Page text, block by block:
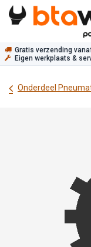
Overslaan naar inhoud
Gratis verzending
Eigen werkplaats &
Onderdeel